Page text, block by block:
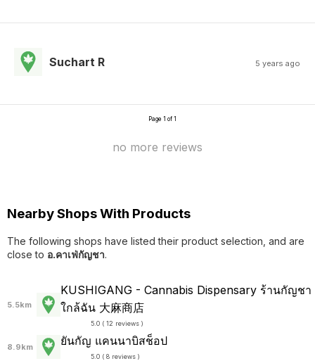
Suchart R 5 years ago
Page 1 of 1
no more reviews
Nearby Shops With Products
The following shops have listed their product selection, and are
close to อ.คาเฟ่กัญชา.
5.5km
KUSHIGANG - Cannabis Dispensary ร้านกัญชา
ใกล้ฉัน 大麻商店
5.0 ( 12 reviews )
8.9km ยันกัญ แคนนาบิสช็อป
5.0 ( 8 reviews )